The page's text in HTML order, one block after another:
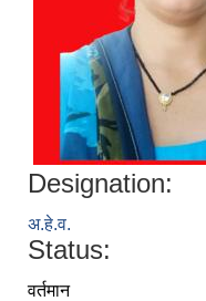
Designation:
अ.हे.व.
Status:
वर्तमान